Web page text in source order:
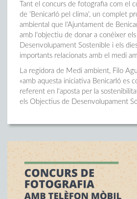
Tant el concurs de fotografia com el
de 'Benicarló pel clima', un complet
ambiental que l'Ajuntament de
amb l'objectiu de donar a conéixer
Desenvolupament Sostenible i els
importants relacionats amb el medi
La regidora de Medi ambient, Filo
«amb aquesta iniciativa Benicarló es
referent en l'aposta per la
els Objectius de Desenvolupament